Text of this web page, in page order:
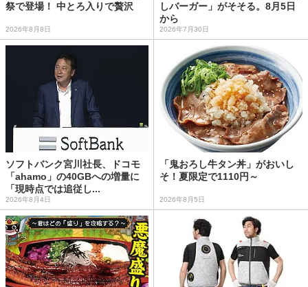
祭で登場！ 中とろ入りで贅沢
2026年8月8日
しバーガー」がそそる。8月5日
から
2026年7月30日
ソフトバンク宮川社長、ドコモ
「ahamo」の40GBへの増量に
「現時点では追従し...
2026年8月4日
「鬼おろし牛タン丼」がおいし
そ！夏限定で1110円～
2026年8月5日